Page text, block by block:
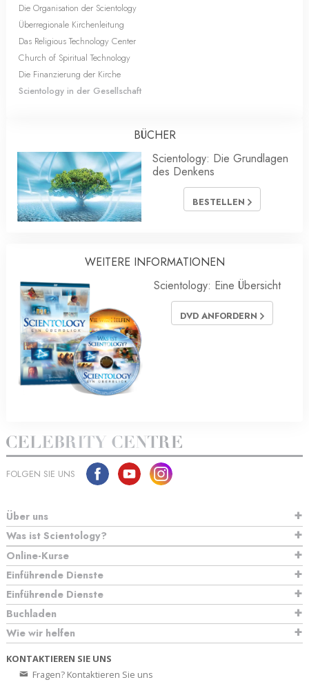
Die Organisation der Scientology
Überregionale Kirchenleitung
Das Religious Technology Center
Church of Spiritual Technology
Die Finanzierung der Kirche
Scientology in der Gesellschaft
BÜCHER
Scientology: Die Grundlagen
des Denkens
BESTELLEN
WEITERE INFORMATIONEN
Scientology: Eine Übersicht
DVD ANFORDERN
FOLGEN SIE UNS
Über uns
Was ist Scientology?
Online-Kurse
Einführende Dienste
Einführende Dienste
Buchladen
Wie wir helfen
KONTAKTIEREN SIE UNS
Fragen? Kontaktieren Sie uns